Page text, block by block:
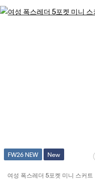
FW26 NEW New
여성 폭스레더 5포켓 미니 스커트